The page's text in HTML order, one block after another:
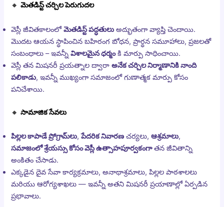
🔸మెతడిస్ట్ చర్చిల పెరుగుదల
వెస్లీ జీవితకాలంలోమెతడిస్ట్ పద్ధతులు అద్భుతంగా వ్యాప్తి చెందాయి.
మొదట ఆయన స్థాపించిన బహిరంగ బోధన, ప్రార్థన సమూహాలు, ప్రజలతో
సంబంధాలు – ఇవన్నీవిశాలమైన ధర్మంకి మార్పు సాధించాయి.
వెస్లీ తన మిషనరీ ప్రయత్నాల ద్వారాఅనేక చర్చిల నిర్మాణానికి నాంది
పలికాడు, ఇవన్నీ ముఖ్యంగా సమాజంలో గుణాత్మక మార్పు కోసం
పనిచేశాయి.
🔸సామాజిక సేవలు
పిల్లల కాపాడే ప్రోగ్రామ్‌లు,పేదరిక నివారణ చర్యలు,ఆశ్రమాలు,
సమాజంలో శ్రేయస్సు కోసం వెస్లీ ఉత్సాహపూర్వకంగాతన జీవితాన్ని
అంకితం చేసాడు.
ఎక్కడైన దైవ సేవా కార్యక్రమాలు, అనాథాశ్రమాలు, పిల్లల పాఠశాలలు
మరియు ఆరోగ్యశాఖలు — ఇవన్నీ అతని మిషనరీ ప్రయాణాల్లో ఏర్పడిన
ప్రభావాలు.